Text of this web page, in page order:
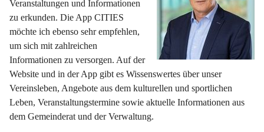
Veranstaltungen und Informationen
zu erkunden. Die App CITIES
möchte ich ebenso sehr empfehlen,
um sich mit zahlreichen
Informationen zu versorgen. Auf der
Website und in der App gibt es Wissenswertes über unser
Vereinsleben, Angebote aus dem kulturellen und sportlichen
Leben, Veranstaltungstermine sowie aktuelle Informationen aus
dem Gemeinderat und der Verwaltung.